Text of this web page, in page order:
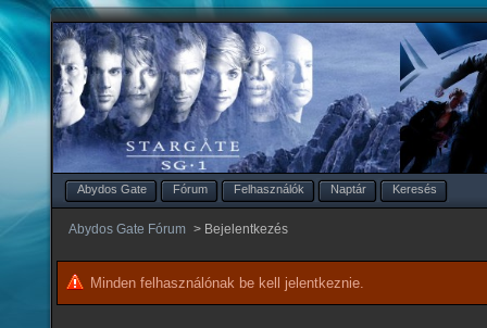
Abydos Gate Fórum Felhasználók Naptár Keresés
Abydos Gate Fórum > Bejelentkezés
Minden felhasználónak be kell jelentkeznie.